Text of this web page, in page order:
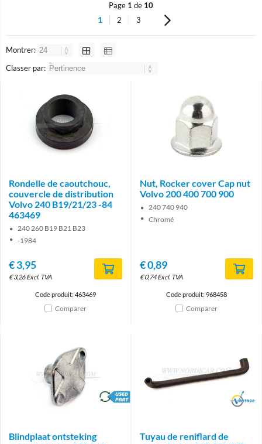
Page 1 de 10
1 2 3
Montrer:
Classer par:
Rondelle de caoutchouc,
couvercle de distribution
Volvo 240 B19/21/23 -84
463469
240 260 B19 B21 B23
-1984
€3,95
€3,26 Excl. TVA
Code produit: 463469
Comparer
Nut, Rocker cover Cap nut
Volvo 200 400 700 900
240 740 940
Chromé
€0,89
€0,74 Excl. TVA
Code produit: 968458
Comparer
brand
Blindplaat ontsteking
Brand
Tuyau de reniflard de